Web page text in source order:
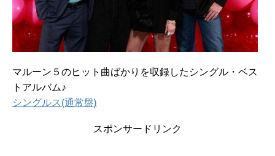
マルーン５のヒット曲ばかりを収録したシングル・ベス
トアルバム♪
シングルス(通常盤)
スポンサードリンク